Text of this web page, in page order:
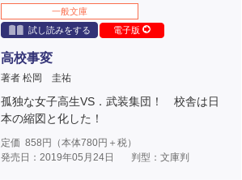
一般文庫
試し読みをする
電子版
高校事変
著者 松岡 圭祐
孤独な女子高生VS．武装集団！ 校舎は日
本の縮図と化した！
定価 858 円（本体780円＋税）
発売日：2019年05月24日
判型：文庫判